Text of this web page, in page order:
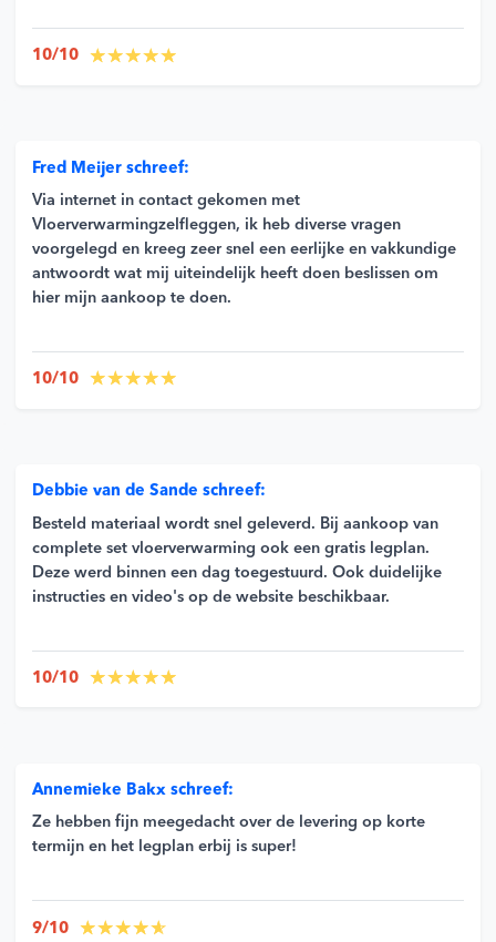
10/10
Fred Meijer schreef:
Via internet in contact gekomen met
Vloerverwarmingzelfleggen, ik heb diverse vragen
voorgelegd en kreeg zeer snel een eerlijke en vakkundige
antwoordt wat mij uiteindelijk heeft doen beslissen om
hier mijn aankoop te doen.
10/10
Debbie van de Sande schreef:
Besteld materiaal wordt snel geleverd. Bij aankoop van
complete set vloerverwarming ook een gratis legplan.
Deze werd binnen een dag toegestuurd. Ook duidelijke
instructies en video's op de website beschikbaar.
10/10
Annemieke Bakx schreef:
Ze hebben fijn meegedacht over de levering op korte
termijn en het legplan erbij is super!
9/10